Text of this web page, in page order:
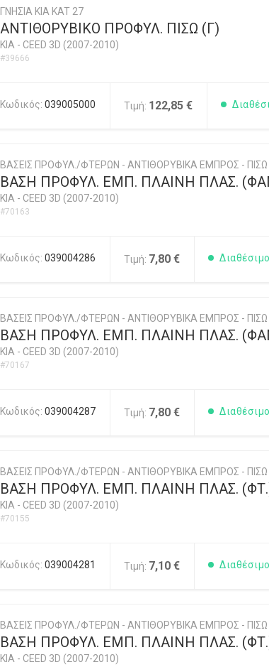
ΓΝΗΣΙΑ KIA KAT 27
ΑΝΤΙΘΟΡΥΒΙΚΟ ΠΡΟΦΥΛ. ΠΙΣΩ (Γ)
KIA - CEED 3D (2007-2010)
#39666
Κωδικός: 039005000 Τιμή: 122,85 €
ΒΑΣΕΙΣ ΠΡΟΦΥΛ./ΦΤΕΡΩΝ - ΑΝΤΙΘΟΡΥΒΙΚΑ ΕΜΠΡΟΣ - ΠΙΣΩ
ΒΑΣΗ ΠΡΟΦΥΛ. ΕΜΠ. ΠΛΑΙΝΗ ΠΛΑΣ.
KIA - CEED 3D (2007-2010)
#70163
Κωδικός: 039004286 Τιμή: 7,80 € Διαθέσιμο
ΒΑΣΕΙΣ ΠΡΟΦΥΛ./ΦΤΕΡΩΝ - ΑΝΤΙΘΟΡΥΒΙΚΑ ΕΜΠΡΟΣ - ΠΙΣΩ
ΒΑΣΗ ΠΡΟΦΥΛ. ΕΜΠ. ΠΛΑΙΝΗ ΠΛΑΣ.
KIA - CEED 3D (2007-2010)
#70167
Κωδικός: 039004287 Τιμή: 7,80 € Διαθέσιμο
ΒΑΣΕΙΣ ΠΡΟΦΥΛ./ΦΤΕΡΩΝ - ΑΝΤΙΘΟΡΥΒΙΚΑ ΕΜΠΡΟΣ - ΠΙΣΩ
ΒΑΣΗ ΠΡΟΦΥΛ. ΕΜΠ. ΠΛΑΙΝΗ ΠΛΑΣ.
KIA - CEED 3D (2007-2010)
#70155
Κωδικός: 039004281 Τιμή: 7,10 € Διαθέσιμο
ΒΑΣΕΙΣ ΠΡΟΦΥΛ./ΦΤΕΡΩΝ - ΑΝΤΙΘΟΡΥΒΙΚΑ ΕΜΠΡΟΣ - ΠΙΣΩ
ΒΑΣΗ ΠΡΟΦΥΛ. ΕΜΠ. ΠΛΑΙΝΗ ΠΛΑΣ.
KIA - CEED 3D (2007-2010)